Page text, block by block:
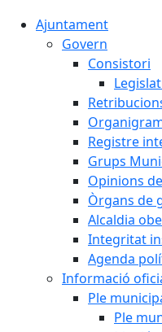
Ajuntament
Govern
Consistori
Registre
Grups
Opinions
Òrgans de
Alcaldia
Integritat
Agenda
Informació
Ple
Ple